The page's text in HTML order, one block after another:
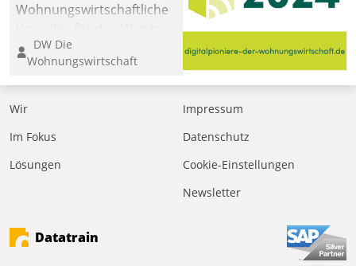
Wohnungswirtschaftliche
eine digitale Zukunft zu
finden, ist das Ziel des
Awards „Digitalpioniere
der
Bewerben können sich
dafür ein Team
DW Die
Wohnungswirtschaft
Wir
Im Fokus
Lösungen
Impressum
Datenschutz
Cookie-Einstellungen
Newsletter
Datatrain